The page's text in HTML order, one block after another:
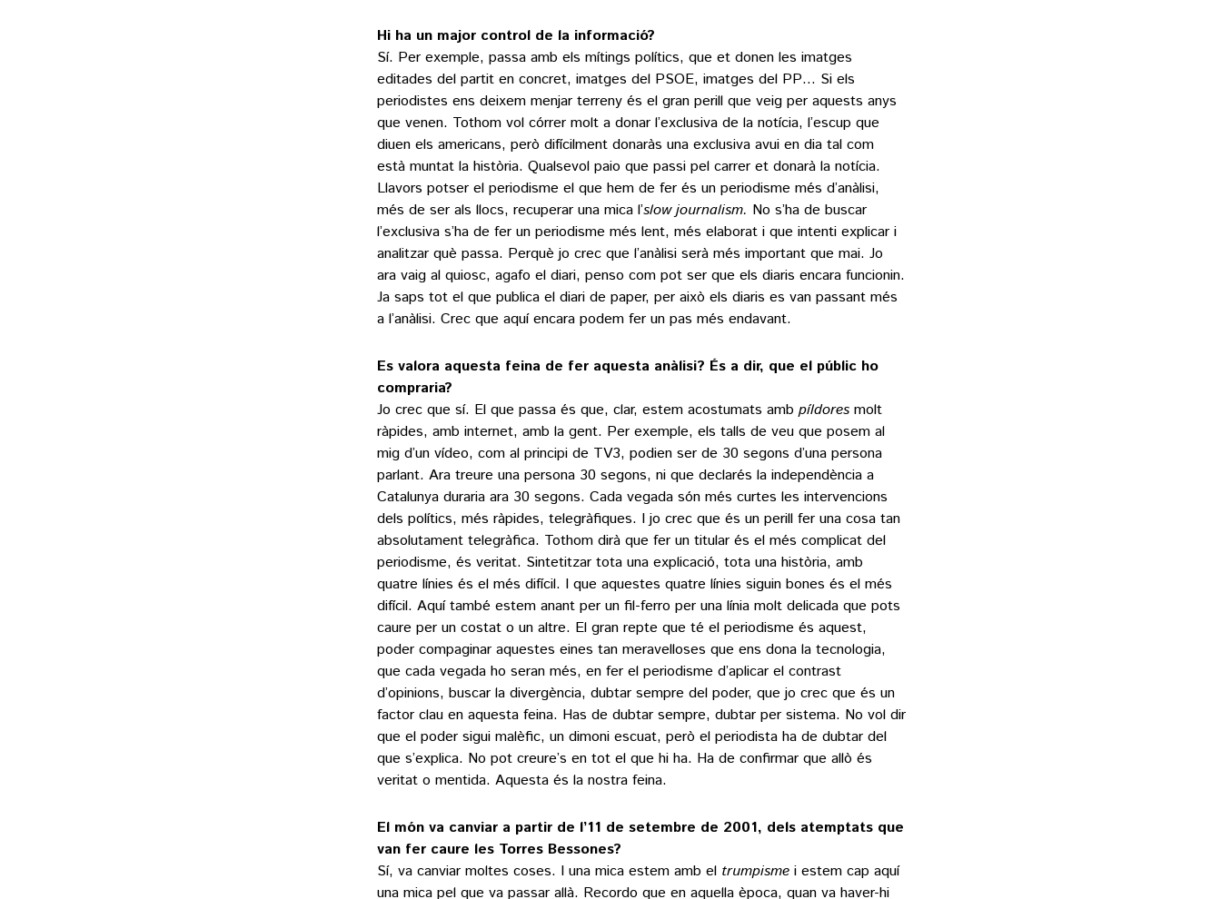
Hi ha un major control de la informació?
Sí. Per exemple, passa amb els mítings polítics, que et donen les imatges
editades del partit en concret, imatges del PSOE, imatges del PP… Si els
periodistes ens deixem menjar terreny és el gran perill que veig per aquests anys
que venen. Tothom vol córrer molt a donar l’exclusiva de la notícia, l’escup que
diuen els americans, però difícilment donaràs una exclusiva avui en dia tal com
està muntat la història. Qualsevol paio que passi pel carrer et donarà la notícia.
Llavors potser el periodisme el que hem de fer és un periodisme més d’anàlisi,
més de ser als llocs, recuperar una mica l’slow journalism. No s’ha de buscar
l’exclusiva s’ha de fer un periodisme més lent, més elaborat i que intenti explicar i
analitzar què passa. Perquè jo crec que l’anàlisi serà més important que mai. Jo
ara vaig al quiosc, agafo el diari, penso com pot ser que els diaris encara funcionin.
Ja saps tot el que publica el diari de paper, per això els diaris es van passant més
a l’anàlisi. Crec que aquí encara podem fer un pas més endavant.
Es valora aquesta feina de fer aquesta anàlisi? És a dir, que el públic ho
compraria?
Jo crec que sí. El que passa és que, clar, estem acostumats ambpíldores molt
ràpides, amb internet, amb la gent. Per exemple, els talls de veu que posem al
mig d’un vídeo, com al principi de TV3, podien ser de 30 segons d’una persona
parlant. Ara treure una persona 30 segons, ni que declarés la independència a
Catalunya duraria ara 30 segons. Cada vegada són més curtes les intervencions
dels polítics, més ràpides, telegràfiques. I jo crec que és un perill fer una cosa tan
absolutament telegràfica. Tothom dirà que fer un titular és el més complicat del
periodisme, és veritat. Sintetitzar tota una explicació, tota una història, amb
quatre línies és el més difícil. I que aquestes quatre línies siguin bones és el més
difícil. Aquí també estem anant per un fil-ferro per una línia molt delicada que pots
caure per un costat o un altre. El gran repte que té el periodisme és aquest,
poder compaginar aquestes eines tan meravelloses que ens dona la tecnologia,
que cada vegada ho seran més, en fer el periodisme d’aplicar el contrast
d’opinions, buscar la divergència, dubtar sempre del poder, que jo crec que és un
factor clau en aquesta feina. Has de dubtar sempre, dubtar per sistema. No vol dir
que el poder sigui malèfic, un dimoni escuat, però el periodista ha de dubtar del
que s’explica. No pot creure’s en tot el que hi ha. Ha de confirmar que allò és
veritat o mentida. Aquesta és la nostra feina.
El món va canviar a partir de l’11 de setembre de 2001, dels atemptats que
van fer caure les Torres Bessones?
Sí, va canviar moltes coses. I una mica estem amb el trumpisme i estem cap aquí
una mica pel que va passar allà. Recordo que en aquella època, quan va haver-hi